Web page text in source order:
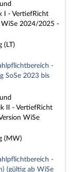
I - VertiefRicht
WiSe 2024/2025 -
(LT)
-
SoSe 2023 bis
II - VertiefRicht
WiSe
(MW)
-
(gültig ab WiSe